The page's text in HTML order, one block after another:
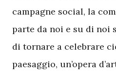
campagne social, la
parte da noi e su di noi
di tornare a celebrare
paesaggio, un’opera